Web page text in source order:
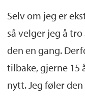
Selv om jeg er
så velger jeg å
den en gang.
tilbake, gjerne 15
nytt. Jeg føler